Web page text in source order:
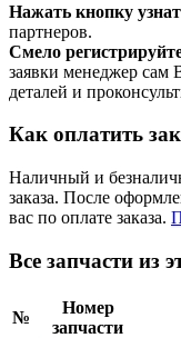
Нажать кнопку
партнеров.
Смело
заявки менеджер сам
деталей и
Как оплатить
Наличный и
заказа. После
вас по оплате заказа.
Все запчасти из
№
Номер
запчасти